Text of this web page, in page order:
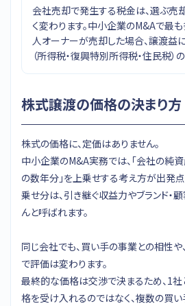
会社売却で発生する税金は、選ぶ売
く変わります。中小企業のM&Aで最
人オーナーが売却した場合、譲渡益
（所得税・復興特別所得税・住民税
株式譲渡の価格の決まり方
株式の価格に、定価はありません。
中小企業のM&A実務では、「会社の純
の数年分」を上乗せする考え方が出発点
乗せ分は、引き継ぐ収益力やブランド・
んと呼ばれます。
同じ会社でも、買い手の事業との相性や
で評価は変わります。
最終的な価格は交渉で決まるため、1
格を受け入れるのではなく、複数の買